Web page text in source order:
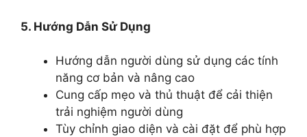
5. Hướng Dẫn Sử Dụng
Hướng dẫn người dùng sử dụng các tính
năng cơ bản và nâng cao
Cung cấp mẹo và thủ thuật để cải thiện
trải nghiệm người dùng
Tùy chỉnh giao diện và cài đặt để phù hợp